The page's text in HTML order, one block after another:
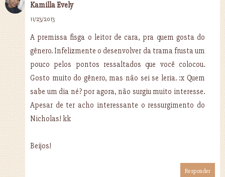
Kamilla Evely
11/23/2013
A premissa fisga o leitor de cara, pra quem gosta do
gênero. Infelizmente o desenvolver da trama frusta um
pouco pelos pontos ressaltados que você colocou.
Gosto muito do gênero, mas não sei se leria. :x Quem
sabe um dia né? por agora, não surgiu muito interesse.
Apesar de ter acho interessante o ressurgimento do
Nicholas! kk
Beijos!
Responder